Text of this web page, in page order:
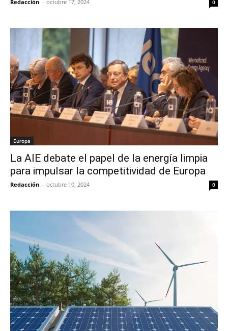
Redacción - octubre 17, 2024 0
Europa
La AIE debate el papel de la energía limpia
para impulsar la competitividad de Europa
Redacción - octubre 10, 2024 0